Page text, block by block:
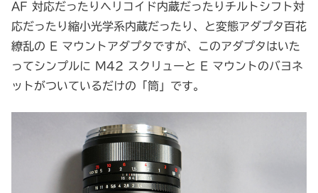
AF 対応だったりヘリコイド内蔵だったりチルトシフト対
応だったり縮小光学系内蔵だったり、と変態アダプタ百花
繚乱の E マウントアダプタですが、このアダプタはいた
ってシンプルに M42 スクリューと E マウントのバヨネ
ットがついているだけの「筒」です。